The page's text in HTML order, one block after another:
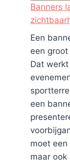
Banners
Een
een
Dat
een
moet
maar ook